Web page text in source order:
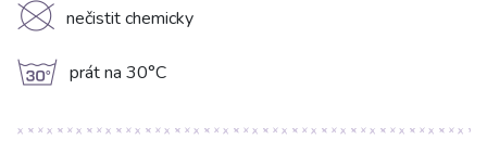
K nečistit chemicky
g prát na 30°C